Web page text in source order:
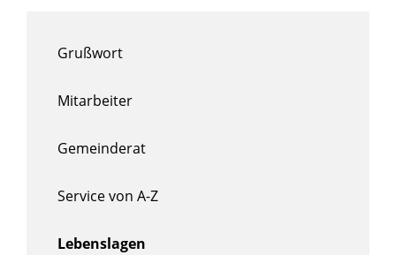
Grußwort
Mitarbeiter
Gemeinderat
Service von A-Z
Lebenslagen